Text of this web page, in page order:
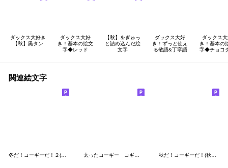
ダックス大好き
【秋】黒タン
ダックス大好
き！基本の絵文
字◆レッド
【秋】をぎゅっ
と詰め込んだ絵
文字
ダックス大好
き！ずっと使え
る敬語&丁寧語
ダックス
き！基本の
字◆チョコ
関連絵文字